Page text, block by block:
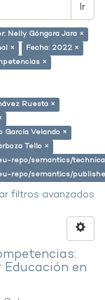
Ir
Nelly Góngora Jara ×
×
Fecha: 2022 ×
×
Ruesta ×
García Velando ×
Tello ×
repo/semantics/
repo/semantics/
filtros avanzados
en